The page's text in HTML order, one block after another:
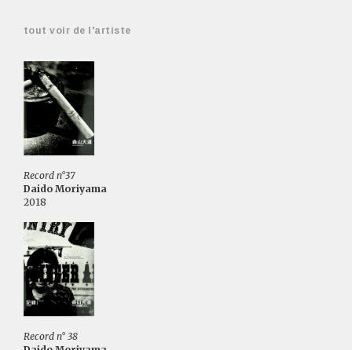
tout voir de l'artiste
Record n°37
Daido Moriyama
2018
Record n° 38